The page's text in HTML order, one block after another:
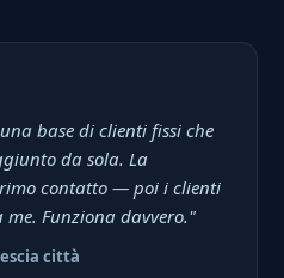
base di clienti fissi che
da sola. La
contatto — poi i clienti
Funziona davvero."
città